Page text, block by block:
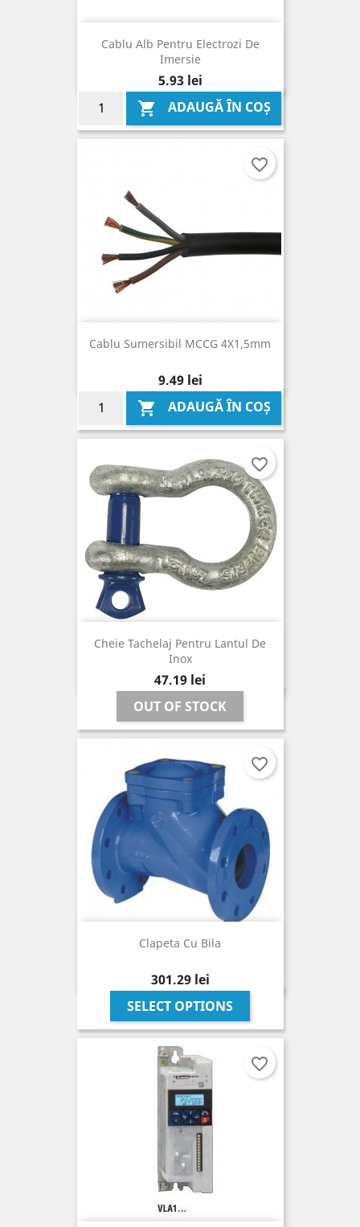
Cablu Alb Pentru Electrozi De
Imersie
Pret
5,93 lei
 ADAUGĂ ÎN COȘ
Cablu Sumersibil MCCG 4X1,5mm
Pret
9,49 lei
 ADAUGĂ ÎN COȘ
favorite_border
Cheie Tachelaj Pentru Lantul De
Inox
Pret
47,19 lei
OUT OF STOCK
favorite_border
Clapeta Cu Bila
Pret
301,29 lei
SELECT OPTIONS
favorite_border
favorite_border